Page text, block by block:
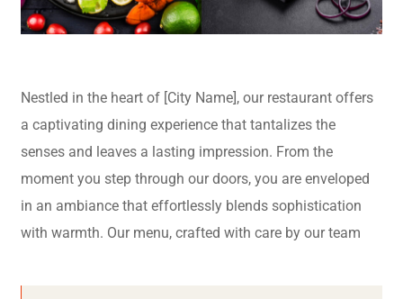
Nestled in the heart of [City Name], our restaurant offers
a captivating dining experience that tantalizes the
senses and leaves a lasting impression. From the
moment you step through our doors, you are enveloped
in an ambiance that effortlessly blends sophistication
with warmth. Our menu, crafted with care by our team